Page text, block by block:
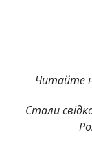
Читайте
Стали